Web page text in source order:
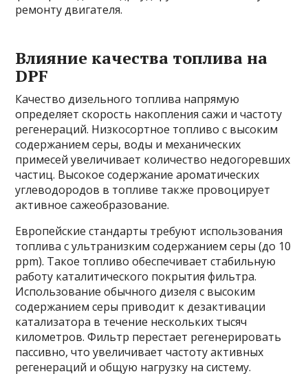
ремонту двигателя.
Влияние качества топлива на
DPF
Качество дизельного топлива напрямую
определяет скорость накопления сажи и частоту
регенераций. Низкосортное топливо с высоким
содержанием серы, воды и механических
примесей увеличивает количество недогоревших
частиц. Высокое содержание ароматических
углеводородов в топливе также провоцирует
активное сажеобразование.
Европейские стандарты требуют использования
топлива с ультранизким содержанием серы (до 10
ppm). Такое топливо обеспечивает стабильную
работу каталитического покрытия фильтра.
Использование обычного дизеля с высоким
содержанием серы приводит к дезактивации
катализатора в течение нескольких тысяч
километров. Фильтр перестает регенерировать
пассивно, что увеличивает частоту активных
регенераций и общую нагрузку на систему.